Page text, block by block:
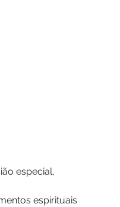
especial,
espirituais